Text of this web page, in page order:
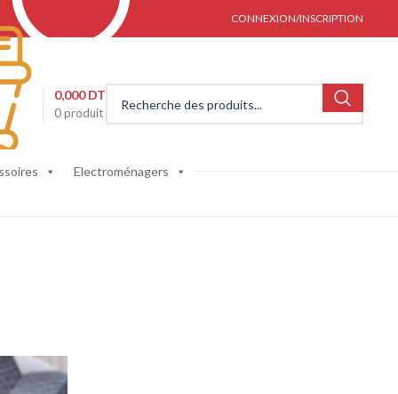
CONNEXION/INSCRIPTION
0produit
0,000DT
Electroménagers